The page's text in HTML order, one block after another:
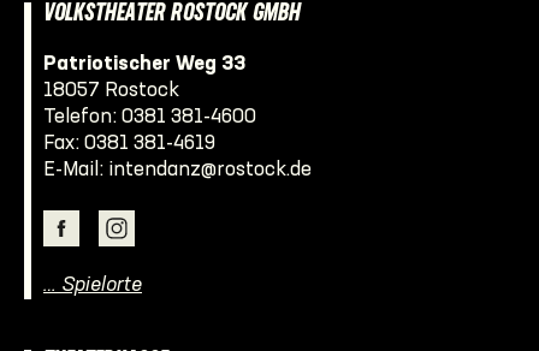
VOLKSTHEATER ROSTOCK GMBH
Patriotischer Weg 33
18057 Rostock
Telefon: 0381 381-4600
Fax: 0381 381-4619
E-Mail: intendanz@rostock.de
… Spielorte